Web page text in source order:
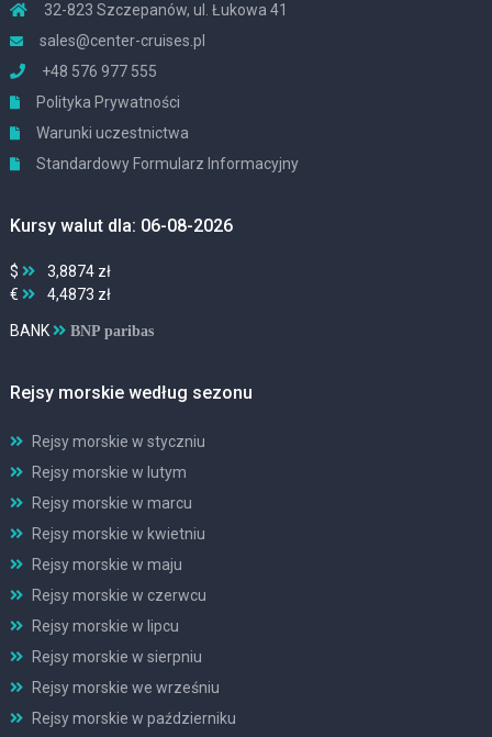
32-823 Szczepanów, ul. Łukowa 41
sales@center-cruises.pl
+48 576 977 555
Polityka Prywatności
Warunki uczestnictwa
Standardowy Formularz Informacyjny
Kursy walut dla: 06-08-2026
$
3,8874 zł
€
4,4873 zł
BANK BNP paribas
Rejsy morskie według sezonu
Rejsy morskie w styczniu
Rejsy morskie w lutym
Rejsy morskie w marcu
Rejsy morskie w kwietniu
Rejsy morskie w maju
Rejsy morskie w czerwcu
Rejsy morskie w lipcu
Rejsy morskie w sierpniu
Rejsy morskie we wrześniu
Rejsy morskie w październiku